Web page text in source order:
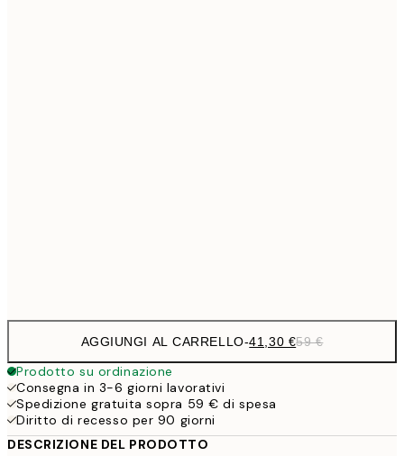
AGGIUNGI AL CARRELLO-41,30 €59 €
Prodotto su ordinazione
Consegna in 3-6 giorni lavorativi
Spedizione gratuita sopra 59 € di spesa
Diritto di recesso per 90 giorni
DESCRIZIONE DEL PRODOTTO